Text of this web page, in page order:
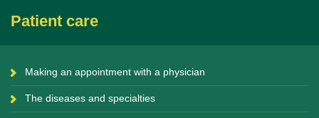
Patient care
Making an appointment with a physician
The diseases and specialties